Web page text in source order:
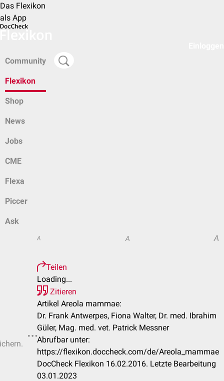
Das Flexikon
als App
Community
Flexikon
Shop
News
Jobs
CME
Flexa
Piccer
Ask
A A A
Teilen
Loading...
Zitieren
Artikel Areola mammae:
Dr. Frank Antwerpes, Fiona Walter, Dr. med. Ibrahim
Güler, Mag. med. vet. Patrick Messner
Abrufbar unter:
https://flexikon.doccheck.com/de/Areola_mammae
DocCheck Flexikon 16.02.2016. Letzte Bearbeitung
03.01.2023